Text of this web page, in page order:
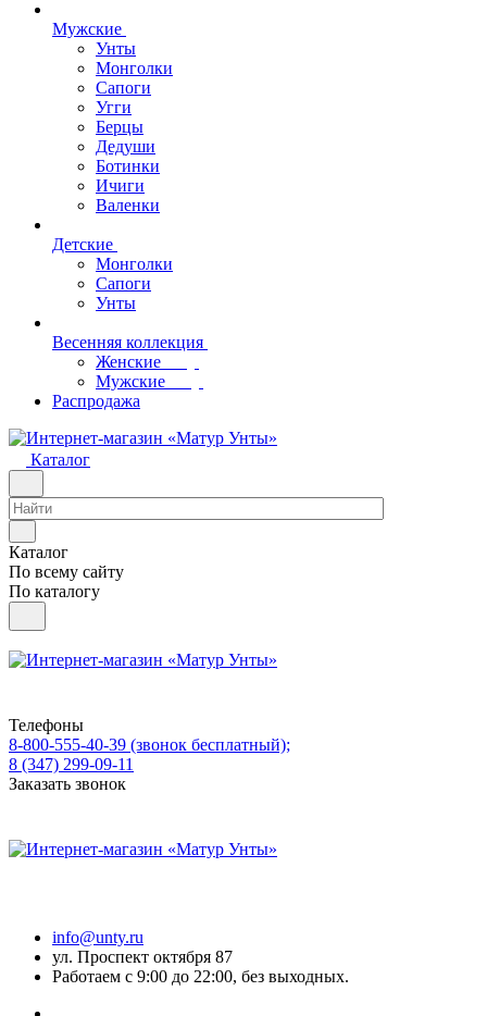
Мужские
Унты
Монголки
Сапоги
Угги
Берцы
Дедуши
Ботинки
Ичиги
Валенки
Детские
Монголки
Сапоги
Унты
Весенняя коллекция
Женские
Мужские
Распродажа
Каталог
Каталог
По всему сайту
По каталогу
Телефоны
8-800-555-40-39 (звонок бесплатный);
8 (347) 299-09-11
Заказать звонок
info@unty.ru
ул. Проспект октября 87
Работаем с 9:00 до 22:00, без выходных.